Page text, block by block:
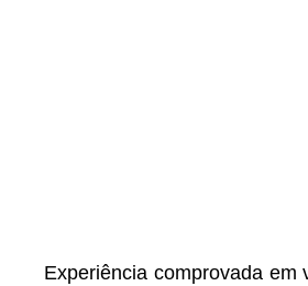
Experiência comprovada em